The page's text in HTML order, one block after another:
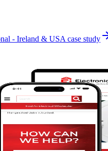
- Ireland & USA case study